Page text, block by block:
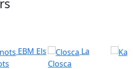
EBM Els
La
Closca